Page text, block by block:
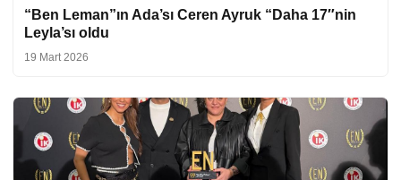
“Ben Leman”ın Ada’sı Ceren Ayruk “Daha 17″nin
Leyla’sı oldu
19 Mart 2026